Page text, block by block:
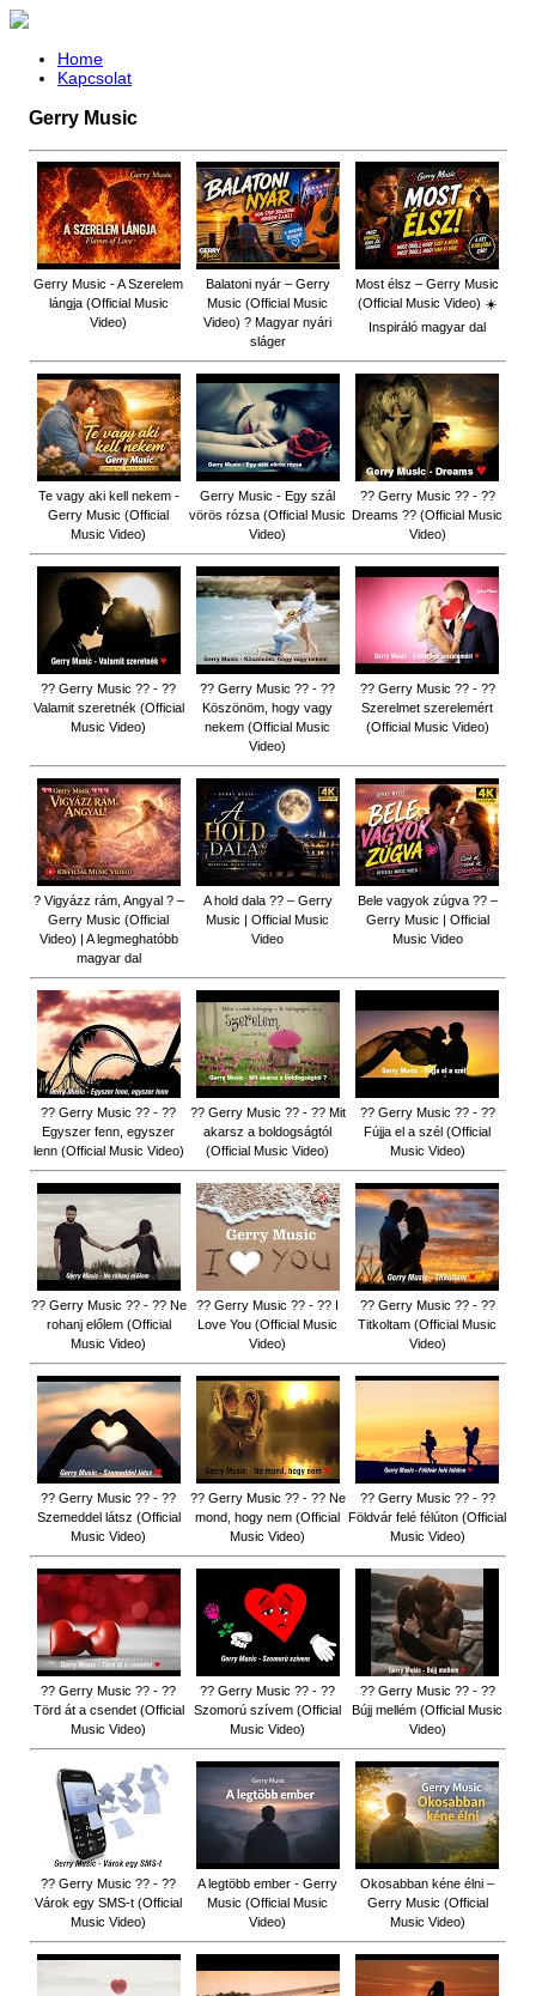
Home
Kapcsolat
Gerry Music
Gerry Music - A Szerelem
lángja (Official Music
Video)
Balatoni nyár – Gerry
Music (Official Music
Video) ? Magyar nyári
sláger
Most élsz – Gerry Music
(Official Music Video) ☀️
Inspiráló magyar dal
Te vagy aki kell nekem -
Gerry Music (Official
Music Video)
Gerry Music - Egy szál
vörös rózsa (Official Music
Video)
?? Gerry Music ?? - ??
Dreams ?? (Official Music
Video)
?? Gerry Music ?? - ??
Valamit szeretnék (Official
Music Video)
?? Gerry Music ?? - ??
Köszönöm, hogy vagy
nekem (Official Music
Video)
?? Gerry Music ?? - ??
Szerelmet szerelemért
(Official Music Video)
? Vigyázz rám, Angyal ? –
Gerry Music (Official
Video) | A legmeghatóbb
magyar dal
A hold dala ?? – Gerry
Music | Official Music
Video
Bele vagyok zúgva ?? –
Gerry Music | Official
Music Video
?? Gerry Music ?? - ??
Egyszer fenn, egyszer
lenn (Official Music Video)
?? Gerry Music ?? - ?? Mit
akarsz a boldogságtól
(Official Music Video)
?? Gerry Music ?? - ??
Fújja el a szél (Official
Music Video)
?? Gerry Music ?? - ?? Ne
rohanj előlem (Official
Music Video)
?? Gerry Music ?? - ?? I
Love You (Official Music
Video)
?? Gerry Music ?? - ??
Titkoltam (Official Music
Video)
?? Gerry Music ?? - ??
Szemeddel látsz (Official
Music Video)
?? Gerry Music ?? - ?? Ne
mond, hogy nem (Official
Music Video)
?? Gerry Music ?? - ??
Földvár felé félúton (Official
Music Video)
?? Gerry Music ?? - ??
Törd át a csendet (Official
Music Video)
?? Gerry Music ?? - ??
Szomorú szívem (Official
Music Video)
?? Gerry Music ?? - ??
Bújj mellém (Official Music
Video)
?? Gerry Music ?? - ??
Várok egy SMS-t (Official
Music Video)
A legtöbb ember - Gerry
Music (Official Music
Video)
Okosabban kéne élni –
Gerry Music (Official
Music Video)